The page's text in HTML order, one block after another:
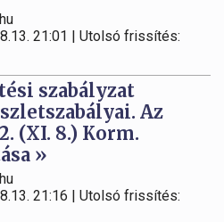
21:01 | Utolsó frissítés:
szabályzat
Az
(XI. 8.) Korm.
»
21:16 | Utolsó frissítés: